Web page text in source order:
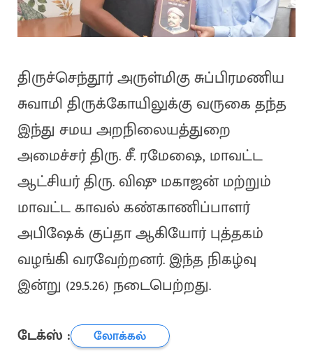
திருச்செந்தூர் அருள்மிகு சுப்பிரமணிய
சுவாமி திருக்கோயிலுக்கு வருகை தந்த
இந்து சமய அறநிலையத்துறை
அமைச்சர் திரு. சீ. ரமேஷை, மாவட்ட
ஆட்சியர் திரு. விஷு மகாஜன் மற்றும்
மாவட்ட காவல் கண்காணிப்பாளர்
அபிஷேக் குப்தா ஆகியோர் புத்தகம்
வழங்கி வரவேற்றனர். இந்த நிகழ்வு
இன்று (29.5.26) நடைபெற்றது.
டேக்ஸ் : லோக்கல்